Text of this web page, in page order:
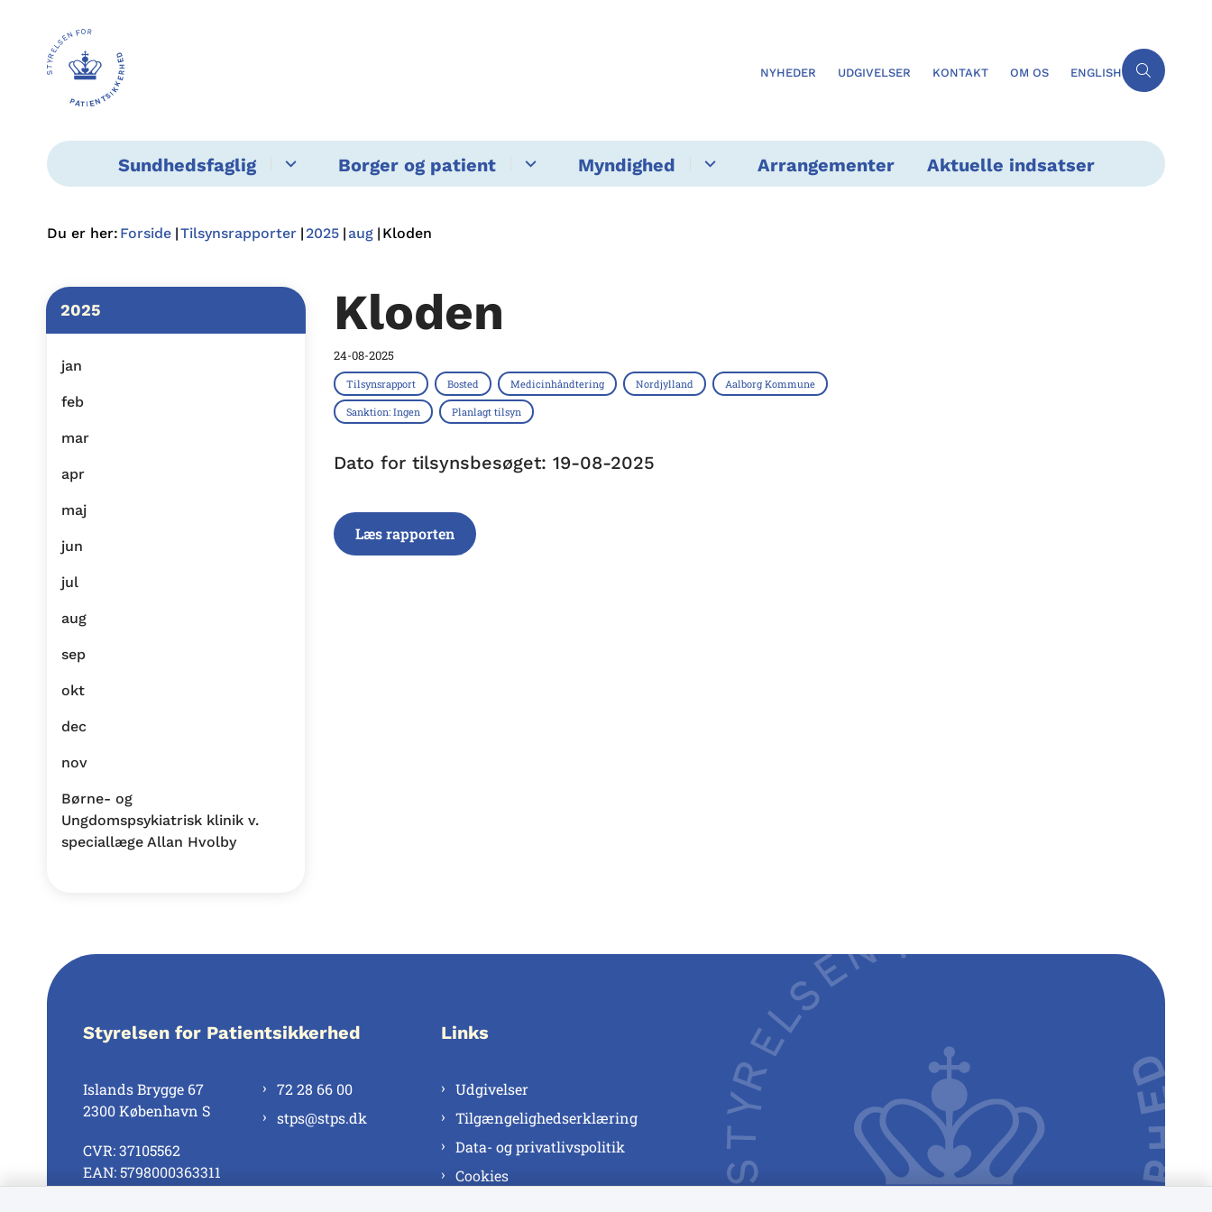
NYHEDER UDGIVELSER KONTAKT OM OS ENGLISH
Sundhedsfaglig Borger og patient Myndighed Arrangementer Aktuelle indsatser
Du er her: Forside Tilsynsrapporter 2025 aug Kloden
2025
jan
feb
mar
apr
maj
jun
jul
aug
sep
okt
dec
nov
Børne- og
Ungdomspsykiatrisk klinik v.
speciallæge Allan Hvolby
Kloden
24-08-2025
Tilsynsrapport Bosted Medicinhåndtering Nordjylland Aalborg Kommune
Sanktion: Ingen Planlagt tilsyn
Dato for tilsynsbesøget: 19-08-2025
Læs rapporten
Styrelsen for Patientsikkerhed
Islands Brygge 67
2300 København S
CVR: 37105562
EAN: 5798000363311
72 28 66 00
stps@stps.dk
Links
Udgivelser
Tilgængelighedserklæring
Data- og privatlivspolitik
Cookies